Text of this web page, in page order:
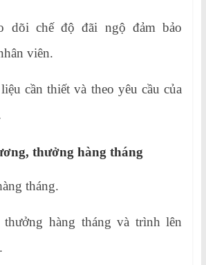
dõi chế độ đãi ngộ đảm bảo
viên.
cần thiết và theo yêu cầu của
thưởng hàng tháng
tháng.
hàng tháng và trình lên